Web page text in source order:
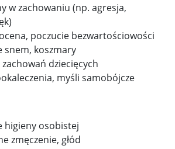
w zachowaniu (np. agresja,
poczucie bezwartościowości
snem, koszmary
dziecięcych
myśli samobójcze
higieny osobistej
zmęczenie, głód